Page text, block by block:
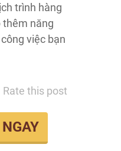
trình hàng
thêm năng
việc bạn
Rate this post